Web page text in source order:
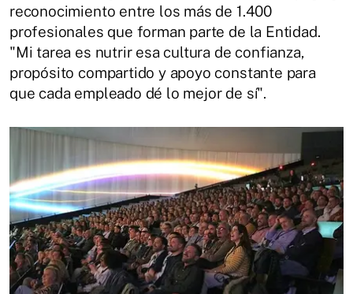
reconocimiento entre los más de 1.400
profesionales que forman parte de la Entidad.
"Mi tarea es nutrir esa cultura de confianza,
propósito compartido y apoyo constante para
que cada empleado dé lo mejor de sí".